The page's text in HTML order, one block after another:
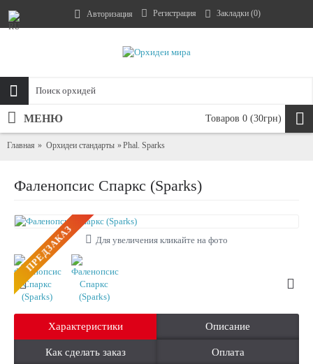
Авторизация Регистрация Закладки (0)
Товаров 0 (30грн)
МЕНЮ
Главная Орхидеи стандарты Phal. Sparks
Фаленопсис Спаркс (Sparks)
ПРЕДЗАКАЗ Для увеличения кликайте на фото
Характеристики Описание
Как сделать заказ Оплата